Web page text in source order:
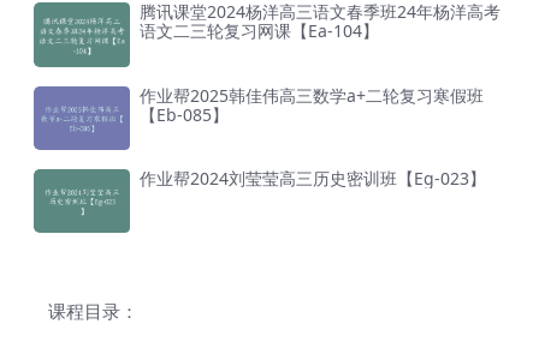
腾讯课堂2024杨洋高三语文春季班24年杨洋高考
语文二三轮复习网课【Ea-104】
作业帮2025韩佳伟高三数学a+二轮复习寒假班
【Eb-085】
作业帮2024刘莹莹高三历史密训班【Eg-023】
课程目录：